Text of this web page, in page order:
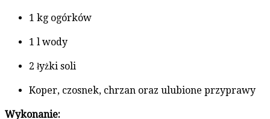
1 kg ogórków
1 l wody
2 łyżki soli
Koper, czosnek, chrzan oraz ulubione przyprawy
Wykonanie: